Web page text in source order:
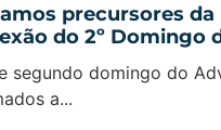
precursores da
do 2º Domingo
segundo domingo do
a...